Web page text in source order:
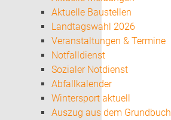
Aktuelle Baustellen
Landtagswahl 2026
Veranstaltungen & Termine
Notfalldienst
Sozialer Notdienst
Abfallkalender
Wintersport aktuell
Auszug aus dem Grundbuch